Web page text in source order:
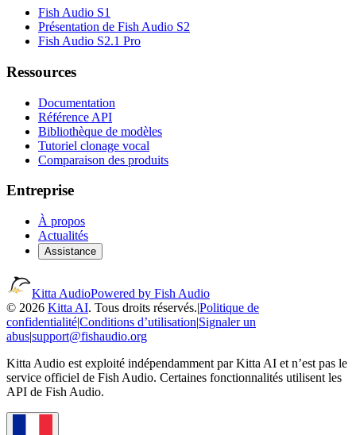
Fish Audio S1
Présentation de Fish Audio S2
Fish Audio S2.1 Pro
Ressources
Documentation
Référence API
Bibliothèque de modèles
Tutoriel clonage vocal
Comparaison des produits
Entreprise
À propos
Actualités
Assistance
Kitta AudioPowered by Fish Audio
© 2026 Kitta AI. Tous droits réservés.|Politique de
confidentialité|Conditions d’utilisation|Signaler un
abus|support@fishaudio.org
Kitta Audio est exploité indépendamment par Kitta AI et n’est pas le
service officiel de Fish Audio. Certaines fonctionnalités utilisent les
API de Fish Audio.